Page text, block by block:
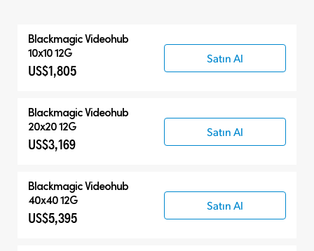
Yönlendiriciler
Kontrol Panelleri
Blackmagic Videohub
10x10 12G
US$1,805
Satın Al
Blackmagic Videohub
20x20 12G
US$3,169
Satın Al
Blackmagic Videohub
40x40 12G
US$5,395
Satın Al